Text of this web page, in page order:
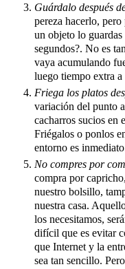
Guárdalo después
pereza hacerlo,
un objeto lo
segundos?. No es
vaya acumulando
luego tiempo extra
Friega los platos
variación del punto
cacharros sucios en
Friégalos o ponlos
entorno es
No compres por
compra por
nuestro bolsillo,
nuestra casa.
los necesitamos,
difícil que es evitar
que Internet y la
sea tan sencillo.